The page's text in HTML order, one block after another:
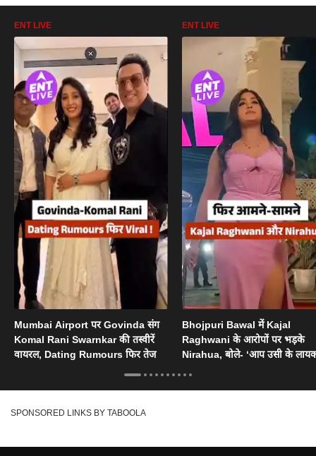
ENT LIVE
Mumbai Airport पर Govinda संग
Komal Rani Swarnkar की तस्वीरें
वायरल, Dating Rumours फिर तेज
ENT LIVE
Bhojpuri Bawal में Kajal
Raghwani के आरोपों पर भड़के
Nirahua, बोले- ‘आप उसी के लायक
SPONSORED LINKS BY TABOOLA